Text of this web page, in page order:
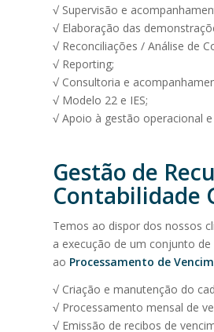
√ Supervisão e
√ Elaboração das
√ Reconciliações / Análise de
√ Reporting;
√ Consultoria e
√ Modelo 22 e IES;
√ Apoio à gestão operacional
Gestão de
Contabilidade
Temos ao dispor dos nossos
a execução de um conjunto
ao Processamento de
√ Criação e manutenção do
√ Processamento mensal de
√ Emissão de recibos de